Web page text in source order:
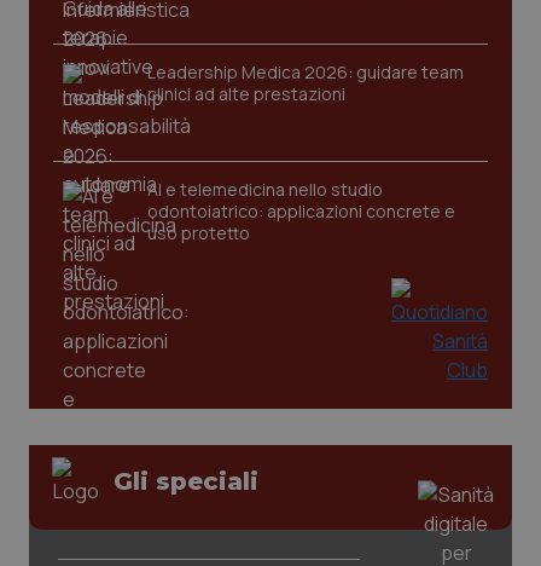
Leadership Medica 2026: guidare team
clinici ad alte prestazioni
AI e telemedicina nello studio
odontoiatrico: applicazioni concrete e
uso protetto
Gli speciali
CookieScriptConsent
www.quotidianosanita.it